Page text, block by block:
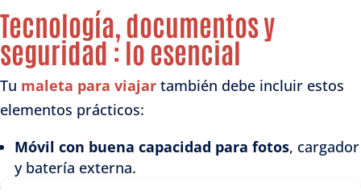
Tecnología, documentos y
seguridad : lo esencial
Tu maleta para viajar también debe incluir estos
elementos prácticos:
Móvil con buena capacidad para fotos, cargador
y batería externa.